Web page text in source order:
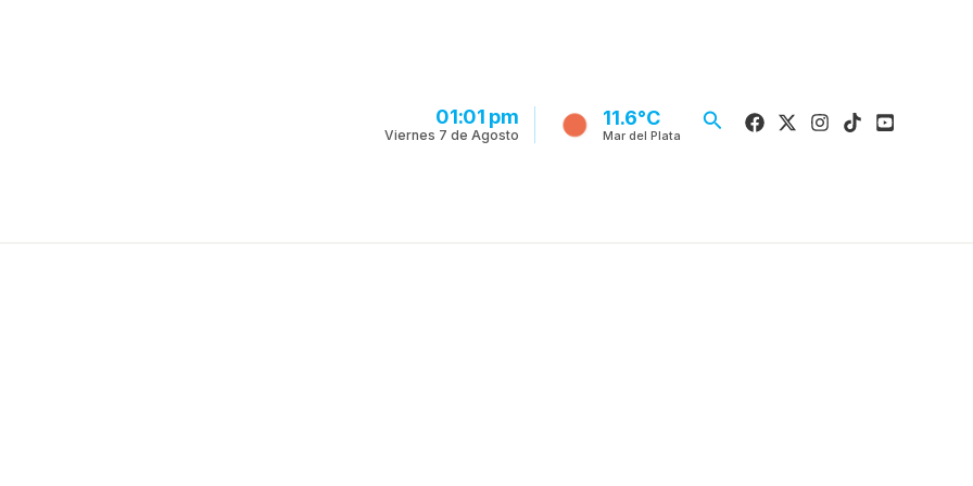
01:01 pm
Viernes 7 de Agosto
11.6°C
Mar del Plata
Buscar